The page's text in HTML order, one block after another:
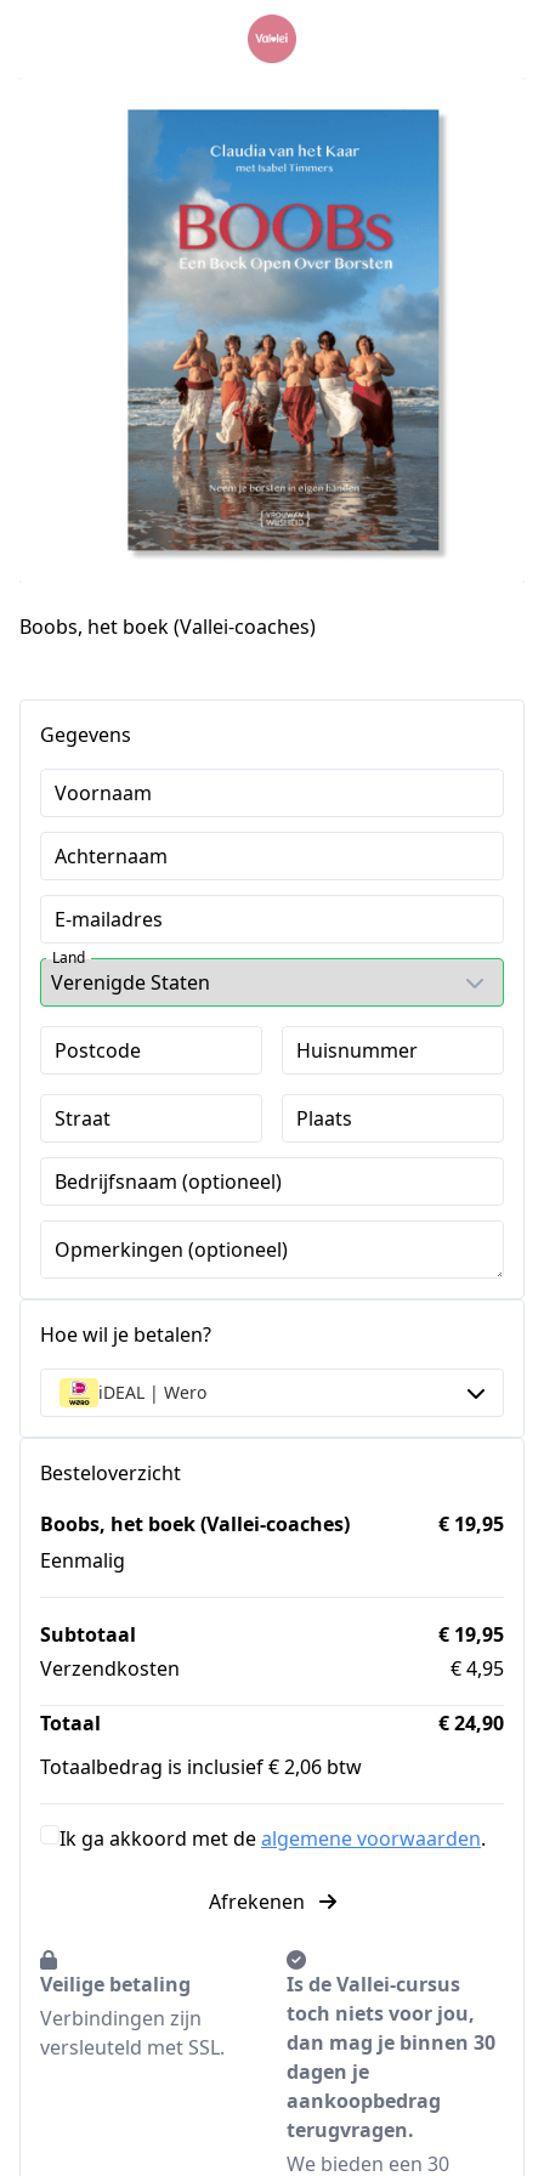
Boobs, het boek (Vallei-coaches)
Gegevens
Voornaam
Achternaam
E-mailadres
Land
Postcode Huisnummer
Straat Plaats
Bedrijfsnaam (optioneel)
Opmerkingen (optioneel)
Hoe wil je betalen?
iDEAL | Wero
Besteloverzicht
Boobs, het boek (Vallei-coaches)
Eenmalig
€ 19,95
Subtotaal
€ 19,95
Verzendkosten
€ 4,95
Totaal
€ 24,90
Totaalbedrag is inclusief € 2,06 btw
Ik ga akkoord met dealgemene voorwaarden.
Afrekenen
Veilige betaling
Verbindingen zijn
versleuteld met SSL.
Is de Vallei-cursus
toch niets voor jou,
dan mag je binnen 30
dagen je
aankoopbedrag
terugvragen.
We bieden een 30